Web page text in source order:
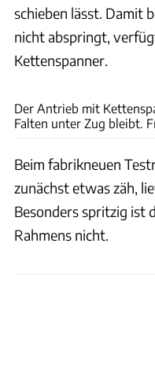
schieben lässt. Damit
nicht abspringt,
Kettenspanner.
Der Antrieb mit
Falten unter Zug bleibt.
Beim fabrikneuen
zunächst etwas zäh,
Besonders spritzig ist
Rahmens nicht.